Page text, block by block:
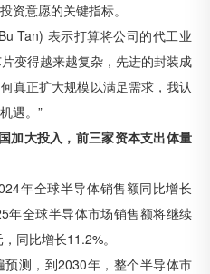
资意愿的关键指标。
Tan) 表示打算将公司的代工业
变得越来越复杂，先进的封装成
真正扩大规模以满足需求，我认
遇。”
加大投入，前三家资本支出体量
年全球半导体销售额同比增长
年全球半导体市场销售额将继续
同比增长11.2%。
测，到2030年，整个半导体市